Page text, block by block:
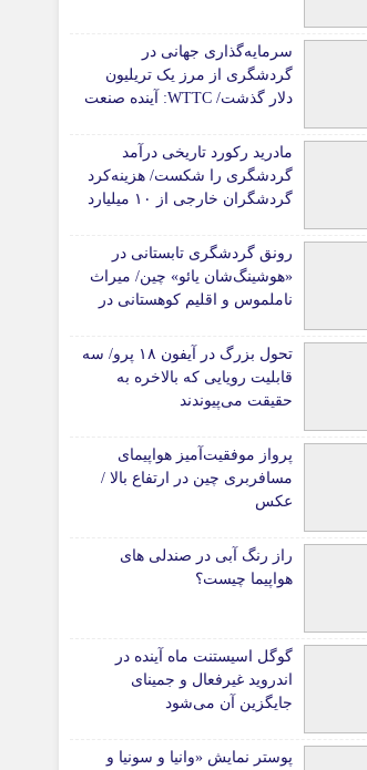
سرمایه‌گذاری جهانی در
گردشگری از مرز یک تریلیون
دلار گذشت/ WTTC: آینده صنعت
جهانی تضمین می‌شود
مادرید رکورد تاریخی درآمد
گردشگری را شکست/ هزینه‌کرد
گردشگران خارجی از ۱۰ میلیارد
رونق گردشگری تابستانی در
«هوشینگ‌شان یائو» چین/ میراث
ناملموس و اقلیم کوهستانی در
تحول بزرگ در آیفون ۱۸ پرو/ سه
قابلیت رویایی که بالاخره به
حقیقت می‌پیوندند
پرواز موفقیت‌آمیز هواپیمای
مسافربری چین در ارتفاع بالا /
عکس
راز رنگ آبی در صندلی های
هواپیما چیست؟
گوگل اسیستنت ماه آینده در
اندروید غیرفعال و جمینای
جایگزین آن می‌شود
پوستر نمایش «وانیا و سونیا و